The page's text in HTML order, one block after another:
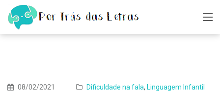
08/02/2021 Dificuldade na fala, Linguagem Infantil